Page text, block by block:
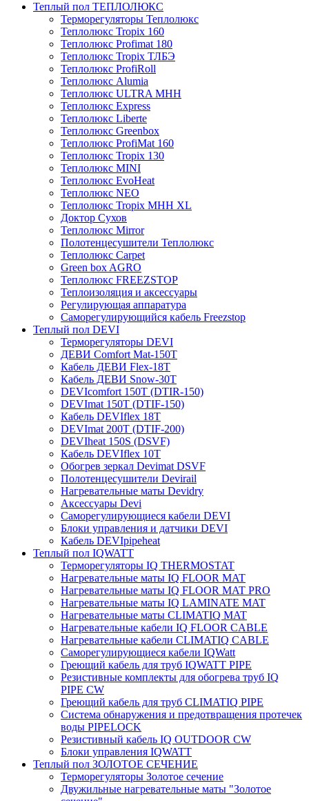
Теплый пол ТЕПЛОЛЮКС
Терморегуляторы Теплолюкс
Теплолюкс Tropix 160
Теплолюкс Profimat 180
Теплолюкс Tropix ТЛБЭ
Теплолюкс ProfiRoll
Теплолюкс Alumia
Теплолюкс ULTRA МНН
Теплолюкс Express
Теплолюкс Liberte
Теплолюкс Greenbox
Теплолюкс ProfiMat 160
Теплолюкс Tropix 130
Теплолюкс MINI
Теплолюкс EvoHeat
Теплолюкс NEO
Теплолюкс Tropix МНН XL
Доктор Сухов
Теплолюкс Mirror
Полотенцесушители Теплолюкс
Теплолюкс Carpet
Green box AGRO
Теплолюкс FREEZSTOP
Теплоизоляция и аксессуары
Регулирующая аппаратура
Cаморегулирующийся кабель Freezstop
Теплый пол DEVI
Терморегуляторы DEVI
ДЕВИ Comfort Mat-150T
Кабель ДЕВИ Flex-18T
Кабель ДЕВИ Snow-30T
DEVIcomfort 150T (DTIR-150)
DEVImat 150T (DTIF-150)
Кабель DEVIflex 18T
DEVImat 200T (DTIF-200)
DEVIheat 150S (DSVF)
Кабель DEVIflex 10T
Обогрев зеркал Devimat DSVF
Полотенцесушители Devirail
Нагревательные маты Devidry
Аксессуары Devi
Саморегулирующиеся кабели DEVI
Блоки управления и датчики DEVI
Кабель DEVIpipeheat
Теплый пол IQWATT
Терморегуляторы IQ THERMOSTAT
Нагревательные маты IQ FLOOR MAT
Нагревательные маты IQ FLOOR MAT PRO
Нагревательные маты IQ LAMINATE MAT
Нагревательные маты CLIMATIQ MAT
Нагревательные кабели IQ FLOOR CABLE
Нагревательные кабели CLIMATIQ CABLE
Саморегулирующиеся кабели IQWatt
Греющий кабель для труб IQWATT PIPE
Резистивные комплекты для обогрева труб IQ
PIPE CW
Греющий кабель для труб CLIMATIQ PIPE
Система обнаружения и предотвращения протечек
воды PIPELOCK
Резистивный кабель IQ OUTDOOR CW
Блоки управления IQWATT
Теплый пол ЗОЛОТОЕ СЕЧЕНИЕ
Терморегуляторы Золотое сечение
Двужильные нагревательные маты "Золотое